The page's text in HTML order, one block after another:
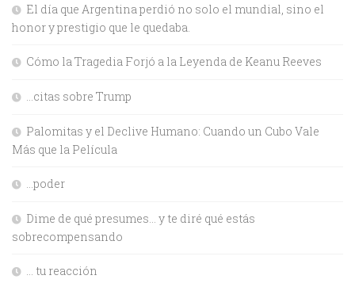
El día que Argentina perdió no solo el mundial, sino el
honor y prestigio que le quedaba.
Cómo la Tragedia Forjó a la Leyenda de Keanu Reeves
…citas sobre Trump
Palomitas y el Declive Humano: Cuando un Cubo Vale
Más que la Película
…poder
Dime de qué presumes… y te diré qué estás
sobrecompensando
… tu reacción